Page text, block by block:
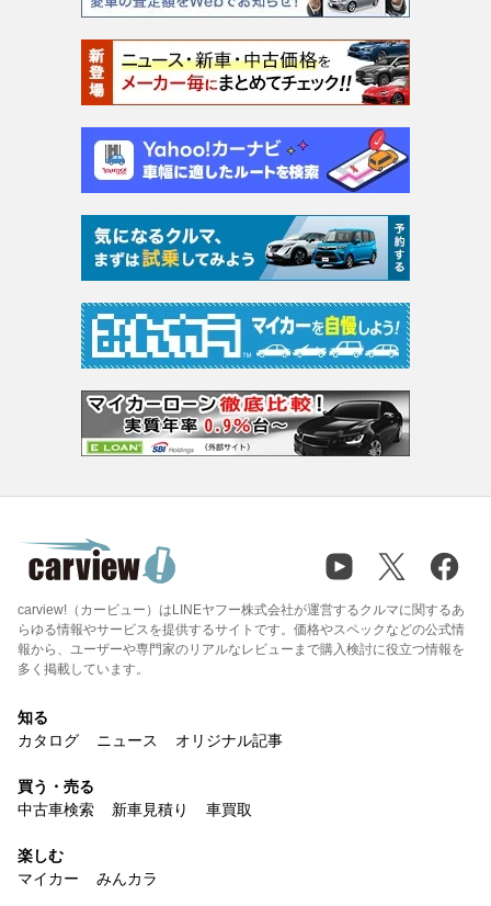
carview!（カービュー）はLINEヤフー株式会社が運営するクルマに関するあ
らゆる情報やサービスを提供するサイトです。価格やスペックなどの公式情
報から、ユーザーや専門家のリアルなレビューまで購入検討に役立つ情報を
多く掲載しています。
知る
カタログ
ニュース オリジナル記事
買う・売る
中古車検索
新車見積り 車買取
楽しむ
マイカー
みんカラ